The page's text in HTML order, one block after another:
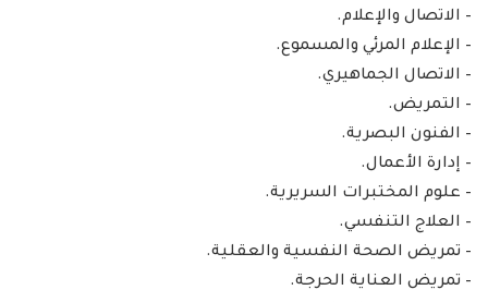
– الاتصال والإعلام.
– الإعلام المرئي والمسموع.
– الاتصال الجماهيري.
– التمريض.
– الفنون البصرية.
– إدارة الأعمال.
– علوم المختبرات السريرية.
– العلاج التنفسي.
– تمريض الصحة النفسية والعقلية.
– تمريض العناية الحرجة.